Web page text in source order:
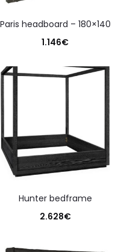
paris headboard – 180×140
1.146€
hunter bedframe
2.628€